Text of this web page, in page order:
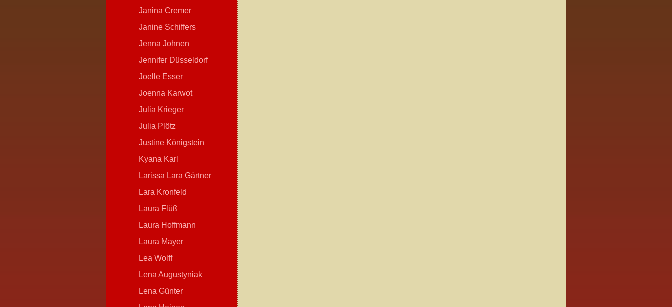
Janina Cremer
Janine Schiffers
Jenna Johnen
Jennifer Düsseldorf
Joelle Esser
Joenna Karwot
Julia Krieger
Julia Plötz
Justine Königstein
Kyana Karl
Larissa Lara Gärtner
Lara Kronfeld
Laura Flüß
Laura Hoffmann
Laura Mayer
Lea Wolff
Lena Augustyniak
Lena Günter